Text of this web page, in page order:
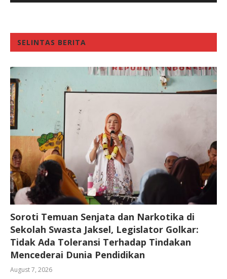
SELINTAS BERITA
Soroti Temuan Senjata dan Narkotika di
Sekolah Swasta Jaksel, Legislator Golkar:
Tidak Ada Toleransi Terhadap Tindakan
Mencederai Dunia Pendidikan
August 7, 2026